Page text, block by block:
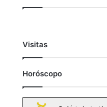
Visitas
Horóscopo